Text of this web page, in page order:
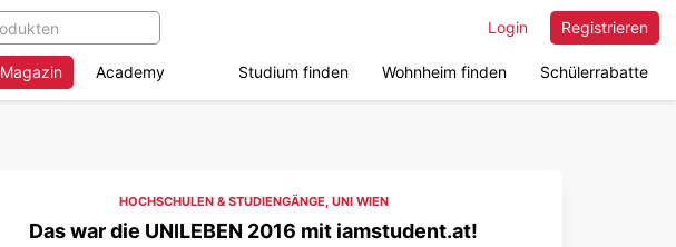
Registrieren
Login
Magazin Academy Studium finden Wohnheim finden Schülerrabatte
HOCHSCHULEN & STUDIENGÄNGE, UNI WIEN
Das war die UNILEBEN 2016 mit iamstudent.at!